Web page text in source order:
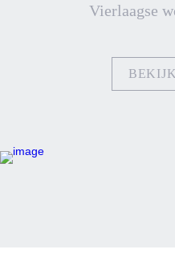
Vierlaagse